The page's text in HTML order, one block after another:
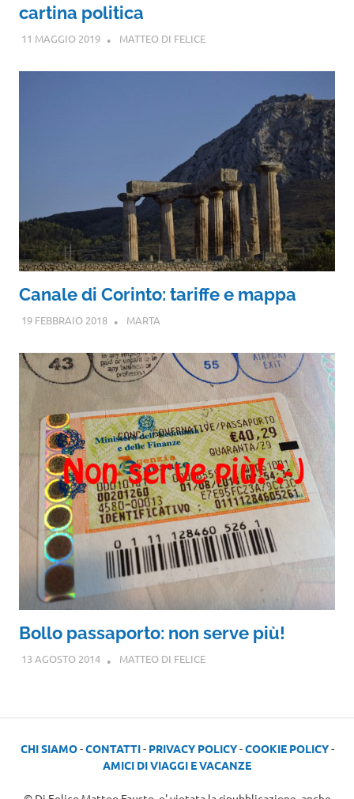
cartina politica
11 MAGGIO 2019 MATTEO DI FELICE
Canale di Corinto: tariffe e mappa
19 FEBBRAIO 2018 MARTA
Bollo passaporto: non serve più!
13 AGOSTO 2014 MATTEO DI FELICE
CHI SIAMO-CONTATTI- PRIVACY POLICY-COOKIE POLICY-
AMICI DI VIAGGI E VACANZE